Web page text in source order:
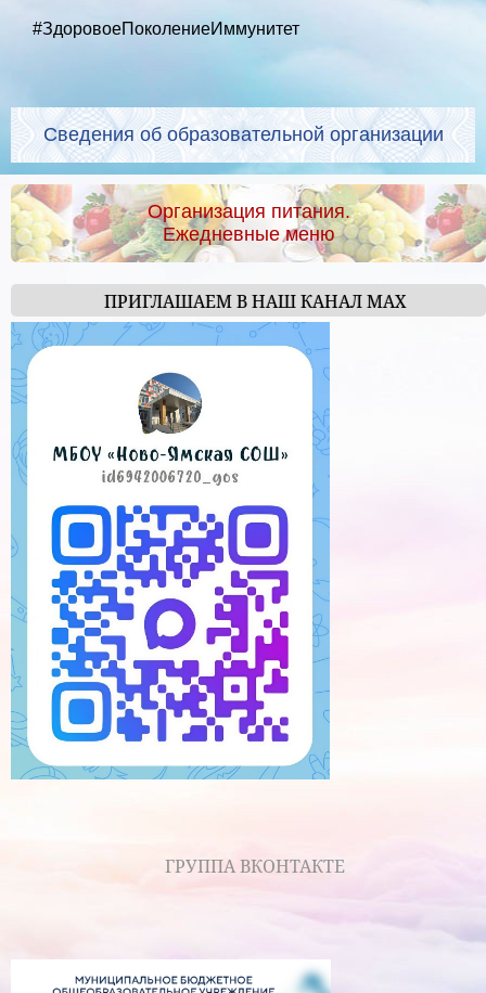
#ЗдоровоеПоколениеИммунитет
Сведения об образовательной организации
Организация питания.
Ежедневные меню
ПРИГЛАШАЕМ В НАШ КАНАЛ МАХ
ГРУППА ВКОНТАКТЕ